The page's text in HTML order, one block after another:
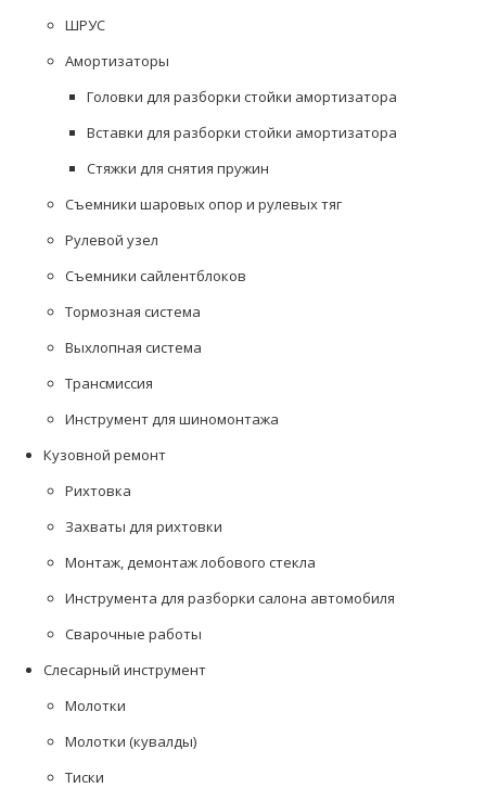
ШРУС
Амортизаторы
Головки для разборки стойки амортизатора
Вставки для разборки стойки амортизатора
Стяжки для снятия пружин
Съемники шаровых опор и рулевых тяг
Рулевой узел
Съемники сайлентблоков
Тормозная система
Выхлопная сиcтема
Трансмиссия
Инструмент для шиномонтажа
Кузовной ремонт
Рихтовка
Захваты для рихтовки
Монтаж, демонтаж лобового стекла
Инструмента для разборки салона автомобиля
Сварочные работы
Слесарный инструмент
Молотки
Молотки (кувалды)
Тиски